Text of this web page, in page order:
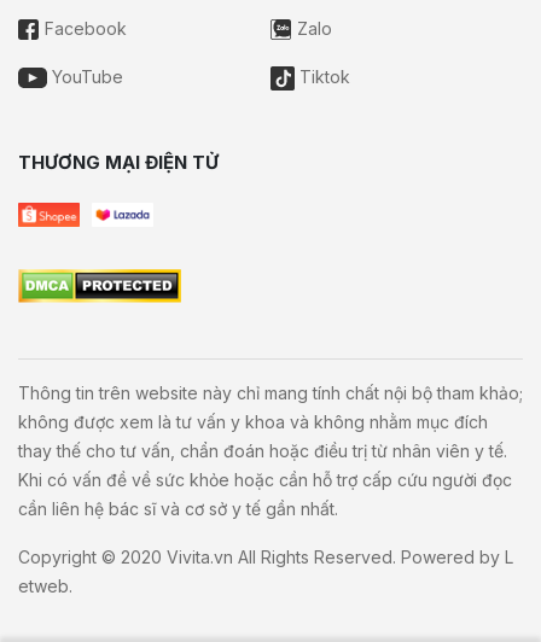
Facebook Zalo
YouTube Tiktok
THƯƠNG MẠI ĐIỆN TỬ
Thông tin trên website này chỉ mang tính chất nội bộ tham khảo;
không được xem là tư vấn y khoa và không nhằm mục đích
thay thế cho tư vấn, chẩn đoán hoặc điều trị từ nhân viên y tế.
Khi có vấn đề về sức khỏe hoặc cần hỗ trợ cấp cứu người đọc
cần liên hệ bác sĩ và cơ sở y tế gần nhất.
Copyright © 2020 Vivita.vn All Rights Reserved. Powered by L
etweb.